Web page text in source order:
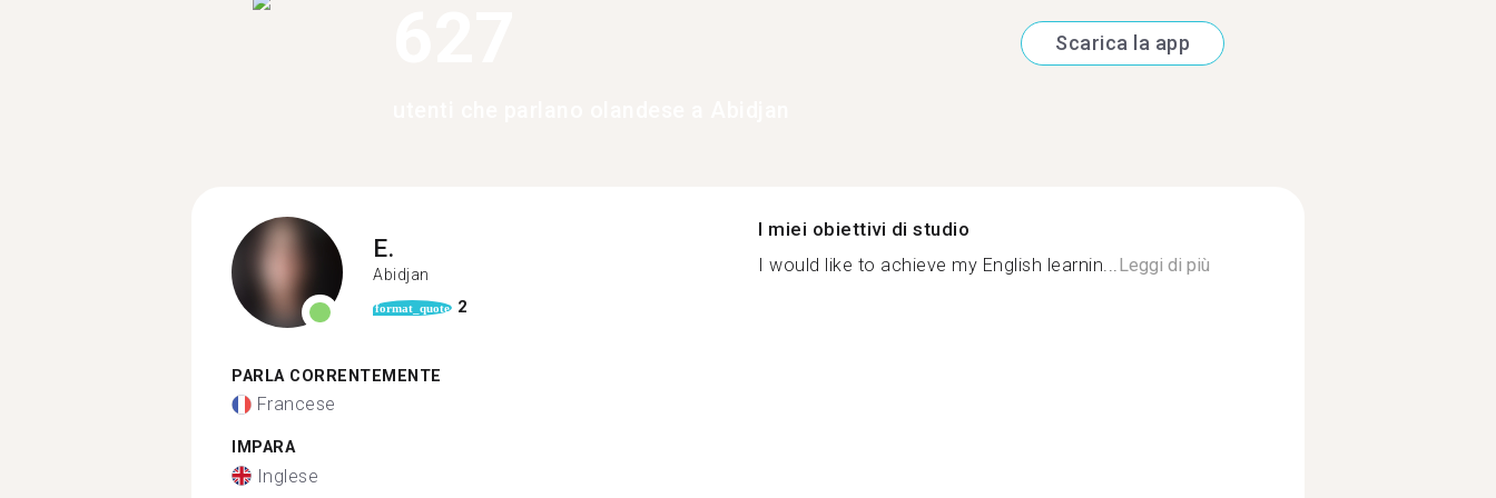
Scarica la app
E.
Abidjan
format_quote 2
PARLA CORRENTEMENTE
Francese
IMPARA
Inglese
I miei obiettivi di studio
I would like to achieve my English learnin... Leggi di più